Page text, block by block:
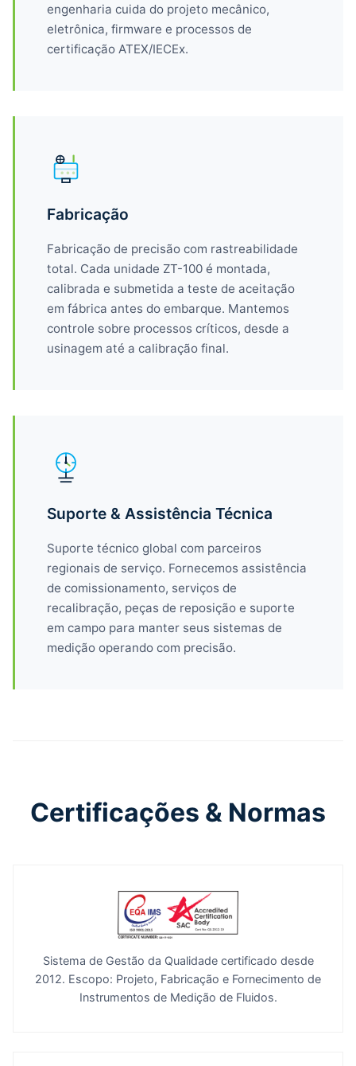
engenharia cuida do projeto mecânico,
eletrônica, firmware e processos de
certificação ATEX/IECEx.
Fabricação
Fabricação de precisão com rastreabilidade
total. Cada unidade ZT-100 é montada,
calibrada e submetida a teste de aceitação
em fábrica antes do embarque. Mantemos
controle sobre processos críticos, desde a
usinagem até a calibração final.
Suporte & Assistência Técnica
Suporte técnico global com parceiros
regionais de serviço. Fornecemos assistência
de comissionamento, serviços de
recalibração, peças de reposição e suporte
em campo para manter seus sistemas de
medição operando com precisão.
Certificações & Normas
Sistema de Gestão da Qualidade certificado desde
2012. Escopo: Projeto, Fabricação e Fornecimento de
Instrumentos de Medição de Fluidos.